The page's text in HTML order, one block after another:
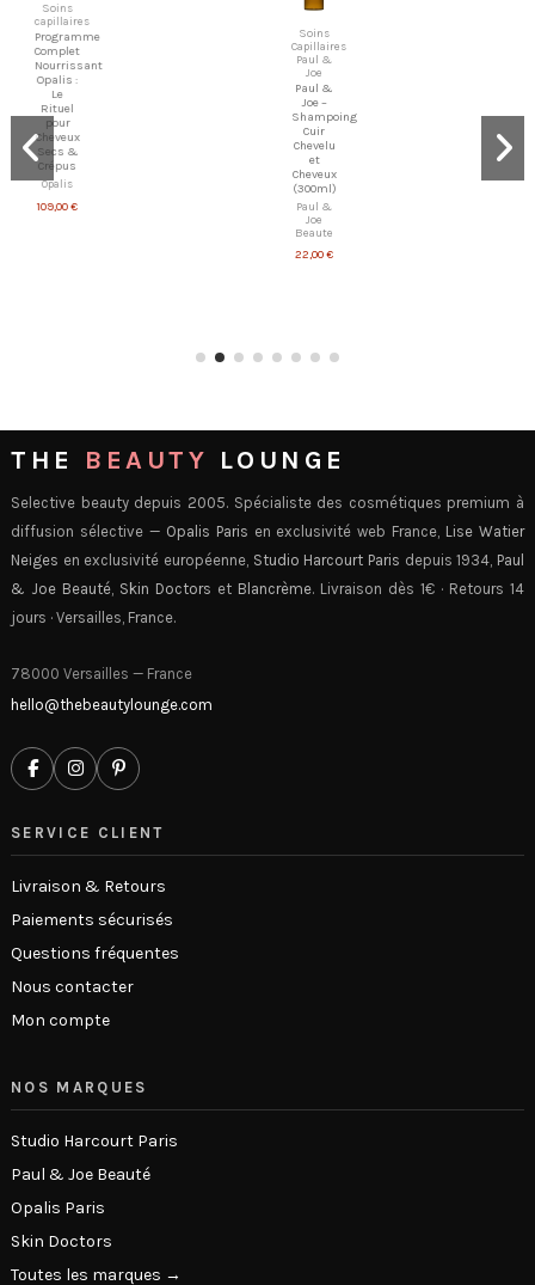
Soins
capillaires
Programme
Complet
Nourrissant
Opalis :
Rituel
pour
Cheveux
Secs &
Crépus
Opalis
109,00 €
Soins
Capillaires
Paul &
Joe
Paul &
Joe –
Shampoing
Cuir
Chevelu
Cheveux
(300ml)
Paul &
Joe
Beaute
22,00 €
THE BEAUTY LOUNGE
Selective beauty depuis 2005. Spécialiste des cosmétiques premium à
diffusion sélective — Opalis Paris en exclusivité web France, Lise Watier
Neiges en exclusivité européenne, Studio Harcourt Paris depuis 1934, Paul
& Joe Beauté Skin Doctors et Blancrème. Livraison dès 1€ · Retours 14
jours · Versailles, France.
78000 Versailles — France
hello@thebeautylounge.com
SERVICE CLIENT
Livraison & Retours
Paiements sécurisés
Questions fréquentes
Nous contacter
Mon compte
NOS MARQUES
Studio Harcourt Paris
Paul & Joe Beauté
Opalis Paris
Skin Doctors
Toutes les marques →